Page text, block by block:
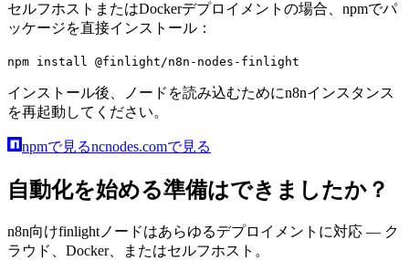
セルフホストまたはDockerデプロイメントの場合、npmでパ
ッケージを直接インストール：
npm install @finlight/n8n-nodes-finlight
インストール後、ノードを読み込むためにn8nインスタンス
を再起動してください。
npmで見るncnodes.comで見る
自動化を始める準備はできましたか？
n8n向けfinlightノードはあらゆるデプロイメントに対応 — ク
ラウド、Docker、またはセルフホスト。